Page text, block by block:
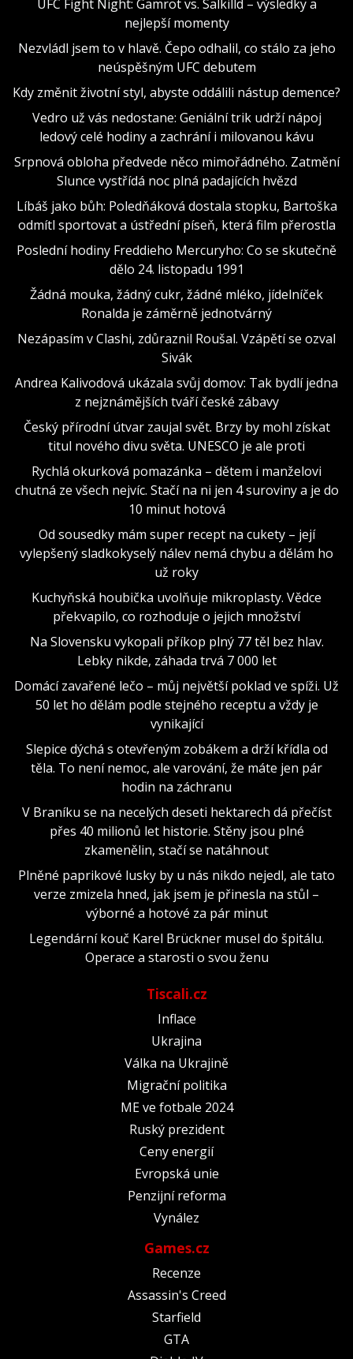
UFC Fight Night: Gamrot vs. Salkilld – výsledky a
nejlepší momenty
Nezvládl jsem to v hlavě. Čepo odhalil, co stálo za jeho
neúspěšným UFC debutem
Kdy změnit životní styl, abyste oddálili nástup demence?
Vedro už vás nedostane: Geniální trik udrží nápoj
ledový celé hodiny a zachrání i milovanou kávu
Srpnová obloha předvede něco mimořádného. Zatmění
Slunce vystřídá noc plná padajících hvězd
Líbáš jako bůh: Poledňáková dostala stopku, Bartoška
odmítl sportovat a ústřední píseň, která film přerostla
Poslední hodiny Freddieho Mercuryho: Co se skutečně
dělo 24. listopadu 1991
Žádná mouka, žádný cukr, žádné mléko, jídelníček
Ronalda je záměrně jednotvárný
Nezápasím v Clashi, zdůraznil Roušal. Vzápětí se ozval
Sivák
Andrea Kalivodová ukázala svůj domov: Tak bydlí jedna
z nejznámějších tváří české zábavy
Český přírodní útvar zaujal svět. Brzy by mohl získat
titul nového divu světa. UNESCO je ale proti
Rychlá okurková pomazánka – dětem i manželovi
chutná ze všech nejvíc. Stačí na ni jen 4 suroviny a je do
10 minut hotová
Od sousedky mám super recept na cukety – její
vylepšený sladkokyselý nálev nemá chybu a dělám ho
už roky
Kuchyňská houbička uvolňuje mikroplasty. Vědce
překvapilo, co rozhoduje o jejich množství
Na Slovensku vykopali příkop plný 77 těl bez hlav.
Lebky nikde, záhada trvá 7 000 let
Domácí zavařené lečo – můj největší poklad ve spíži. Už
50 let ho dělám podle stejného receptu a vždy je
vynikající
Slepice dýchá s otevřeným zobákem a drží křídla od
těla. To není nemoc, ale varování, že máte jen pár
hodin na záchranu
V Braníku se na necelých deseti hektarech dá přečíst
přes 40 milionů let historie. Stěny jsou plné
zkamenělin, stačí se natáhnout
Plněné paprikové lusky by u nás nikdo nejedl, ale tato
verze zmizela hned, jak jsem je přinesla na stůl –
výborné a hotové za pár minut
Legendární kouč Karel Brückner musel do špitálu.
Operace a starosti o svou ženu
Tiscali.cz
Inflace
Ukrajina
Válka na Ukrajině
Migrační politika
ME ve fotbale 2024
Ruský prezident
Ceny energií
Evropská unie
Penzijní reforma
Vynález
Games.cz
Recenze
Assassin's Creed
Starfield
GTA